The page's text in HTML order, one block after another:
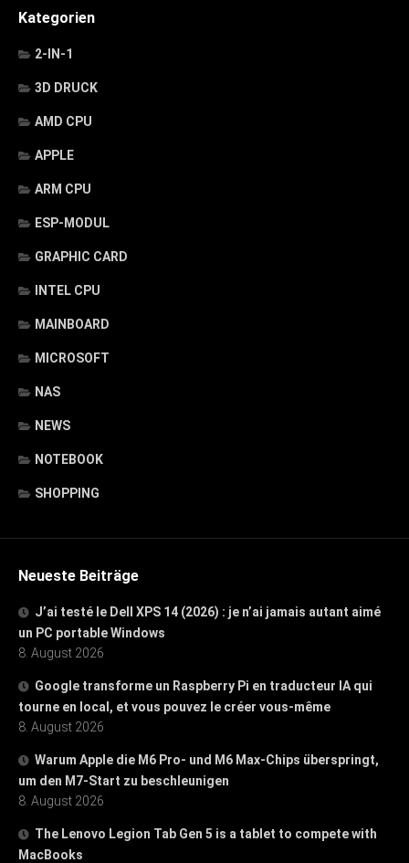
Kategorien
2-IN-1
3D DRUCK
AMD CPU
APPLE
ARM CPU
ESP-MODUL
GRAPHIC CARD
INTEL CPU
MAINBOARD
MICROSOFT
NAS
NEWS
NOTEBOOK
SHOPPING
Neueste Beiträge
J’ai testé le Dell XPS 14 (2026) : je n’ai jamais autant aimé
un PC portable Windows
8. August 2026
Google transforme un Raspberry Pi en traducteur IA qui
tourne en local, et vous pouvez le créer vous-même
8. August 2026
Warum Apple die M6 Pro- und M6 Max-Chips überspringt,
um den M7-Start zu beschleunigen
8. August 2026
The Lenovo Legion Tab Gen 5 is a tablet to compete with
MacBooks